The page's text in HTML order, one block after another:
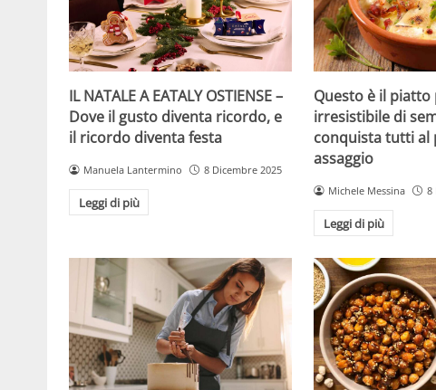
IL NATALE A EATALY OSTIENSE –
Dove il gusto diventa ricordo, e
il ricordo diventa festa
Manuela Lantermino 8 Dicembre 2025
Leggi di più
Questo è il piatto
irresistibile di
conquista tutti al
assaggio
Michele Messina 8
Leggi di più